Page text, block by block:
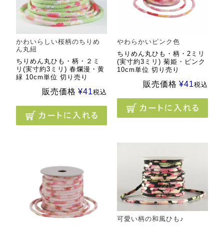
かわいらしい桜柄のちりめ
ん丸紐
ちりめん丸ひも・柄・２ミ
リ(実寸約3ミリ) 春爛漫・黄
緑 10cm単位 切り売り
販売価格 ¥41税込
やわらかいピンク色
ちりめん丸ひも・柄・2ミリ
(実寸約3ミリ) 菊姫・ピンク
10cm単位 切り売り
販売価格 ¥41税込
可愛い柄の和風ひも♪